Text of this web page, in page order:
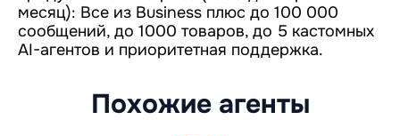
месяц): Все из Business плюс до 100 000
сообщений, до 1000 товаров, до 5 кастомных
AI-агентов и приоритетная поддержка.
Похожие агенты